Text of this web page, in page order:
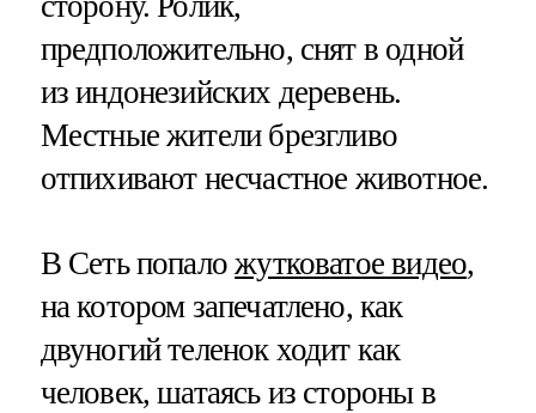
предположительно, снят в одной
из индонезийских деревень.
Местные жители брезгливо
отпихивают несчастное животное.
В Сеть попаложутковатое видео,
на котором запечатлено, как
двуногий теленок ходит как
человек, шатаясь из стороны в